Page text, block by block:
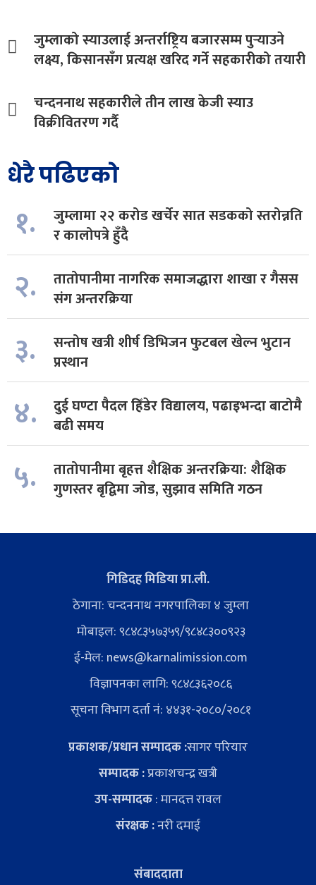
जुम्लाको स्याउलाई अन्तर्राष्ट्रिय बजारसम्म पुर्‍याउने
लक्ष्य, किसानसँग प्रत्यक्ष खरिद गर्ने सहकारीको तयारी
चन्दननाथ सहकारीले तीन लाख केजी स्याउ
विक्रीवितरण गर्दै
धेरै पढिएको
१.
जुम्लामा २२ करोड खर्चेर सात सडकको स्तरोन्नति
र कालोपत्रे हुँदै
२.
तातोपानीमा नागरिक समाजद्धारा शाखा र गैसस
संग अन्तरक्रिया
३.
सन्तोष खत्री शीर्ष डिभिजन फुटबल खेल्न भुटान
प्रस्थान
४.
दुई घण्टा पैदल हिँडेर विद्यालय, पढाइभन्दा बाटोमै
बढी समय
५.
तातोपानीमा बृहत्त शैक्षिक अन्तरक्रिया: शैक्षिक
गुणस्तर बृद्विमा जोड, सुझाव समिति गठन
गिडिदह मिडिया प्रा.ली.
ठेगाना: चन्दननाथ नगरपालिका ४ जुम्ला
मोबाइल: ९८४८३५७३५९/९८४८३००९२३
ई-मेल: news@karnalimission.com
विज्ञापनका लागि: ९८४८३६२०८६
सूचना विभाग दर्ता नं: ४४३१-२०८०/२०८१
प्रकाशक/प्रधान सम्पादक :सागर परियार
सम्पादक :प्रकाशचन्द्र खत्री
उप-सम्पादक: मानदत्त रावल
संरक्षक :नरी दमाई
संबाददाता